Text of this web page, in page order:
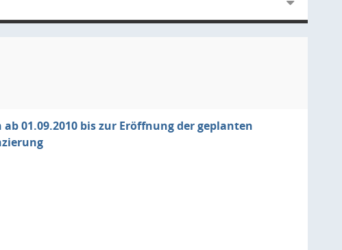
01.09.2010 bis zur Eröffnung der geplanten